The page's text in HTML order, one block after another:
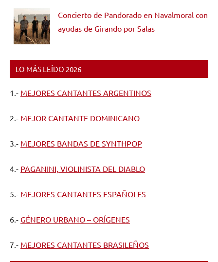
Concierto de Pandorado en Navalmoral con
ayudas de Girando por Salas
LO MÁS LEÍDO 2026
1.- MEJORES CANTANTES ARGENTINOS
2.- MEJOR CANTANTE DOMINICANO
3.- MEJORES BANDAS DE SYNTHPOP
4.- PAGANINI, VIOLINISTA DEL DIABLO
5.- MEJORES CANTANTES ESPAÑOLES
6.- GÉNERO URBANO – ORÍGENES
7.- MEJORES CANTANTES BRASILEÑOS